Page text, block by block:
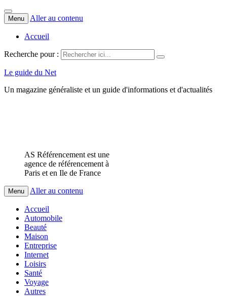
Menu Aller au contenu
Accueil
Recherche pour :
Le guide du Net
Un magazine généraliste et un guide d'informations et d'actualités
AS Référencement est une
agence de référencement à
Paris et en Ile de France
Menu Aller au contenu
Accueil
Automobile
Beauté
Maison
Entreprise
Internet
Loisirs
Santé
Voyage
Autres